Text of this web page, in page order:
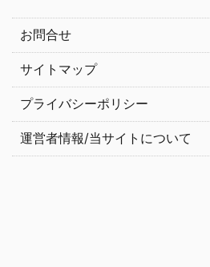
お問合せ
サイトマップ
プライバシーポリシー
運営者情報/当サイトについて